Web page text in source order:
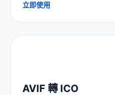
立即使用
AVIF 轉 ICO